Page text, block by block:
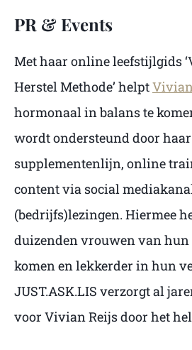
PR & Events
Met haar online leefstijlgids
Herstel Methode’ helpt
hormonaal in balans te
wordt ondersteund door haar
supplementenlijn, online
content via social
(bedrijfs)lezingen. Hiermee
duizenden vrouwen van hun
komen en lekkerder in hun
JUST.ASK.LIS verzorgt al
voor Vivian Reijs door het